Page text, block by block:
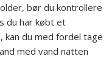
bør du kontrollere
du har købt et
du med fordel tage
med vand natten